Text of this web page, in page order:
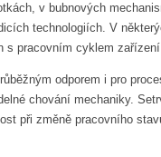
v bubnových
technologiích. V
s pracovním cyklem
odporem i pro
chování mechaniky.
při změně pracovního